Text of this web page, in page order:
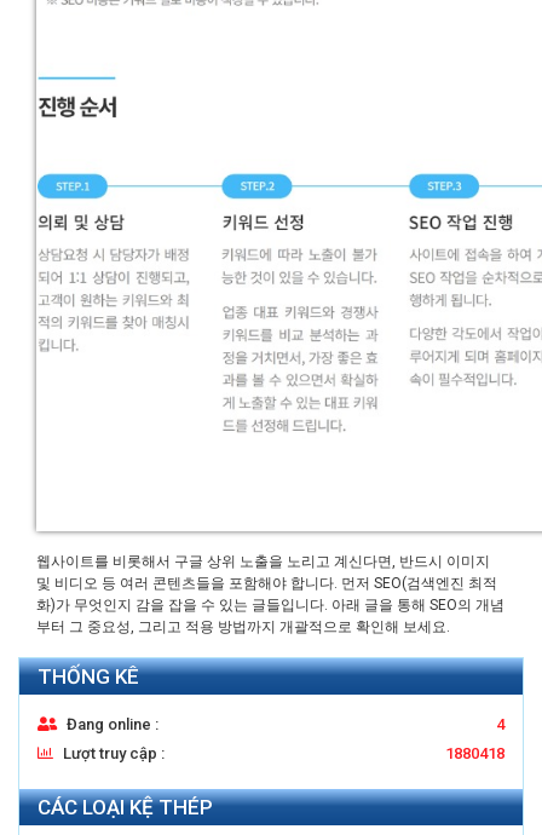
THỐNG KÊ
Đang online :
4
Lượt truy cập :
1880418
CÁC LOẠI KỆ THÉP
웹사이트를 비롯해서 구글 상위 노출을 노리고 계신다면, 반드시 이미지
및 비디오 등 여러 콘텐츠들을 포함해야 합니다. 먼저 SEO(검색엔진 최적
화)가 무엇인지 감을 잡을 수 있는 글들입니다. 아래 글을 통해 SEO의 개념
부터 그 중요성, 그리고 적용 방법까지 개괄적으로 확인해 보세요.